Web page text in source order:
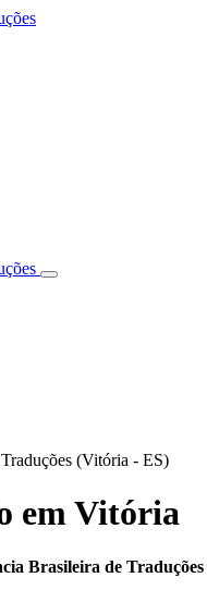
em Vitória
Brasileira de Traduções